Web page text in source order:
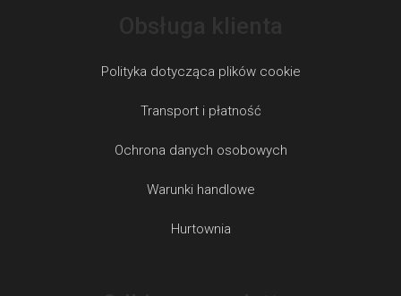
Polityka dotycząca plików cookie
Transport i płatność
Ochrona danych osobowych
Warunki handlowe
Hurtownia